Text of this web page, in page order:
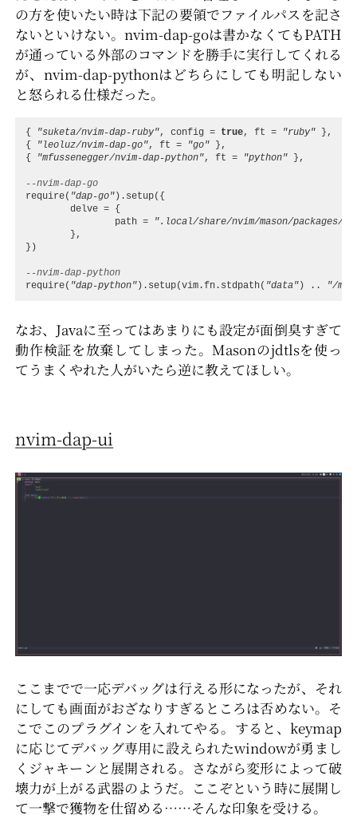
の方を使いたい時は下記の要領でファイルパスを記さ
ないといけない。nvim-dap-goは書かなくてもPATH
が通っている外部のコマンドを勝手に実行してくれる
が、nvim-dap-pythonはどちらにしても明記しない
と怒られる仕様だった。
{ "suketa/nvim-dap-ruby", config = true, ft = "ruby" },
{
"leoluz/nvim-dap-go", ft = "go" },
{
"mfussenegger/nvim-dap-python", ft = "python" },
--nvim-dap-go
require( "dap-go"). setup({
delve = {
path =
".local/share/nvim/mason/packages/
},
})
--nvim-dap-python
require( "dap-python"). setup(vim.fn. stdpath( "data") .. "/
なお、Javaに至ってはあまりにも設定が面倒臭すぎて
動作検証を放棄してしまった。Masonのjdtlsを使っ
てうまくやれた人がいたら逆に教えてほしい。
nvim-dap-ui
ここまでで一応デバッグは行える形になったが、それ
にしても画面がおざなりすぎるところは否めない。そ
こでこのプラグインを入れてやる。すると、keymap
に応じてデバッグ専用に設えられたwindowが勇まし
くジャキーンと展開される。さながら変形によって破
壊力が上がる武器のようだ。ここぞという時に展開し
て一撃で獲物を仕留める……そんな印象を受ける。